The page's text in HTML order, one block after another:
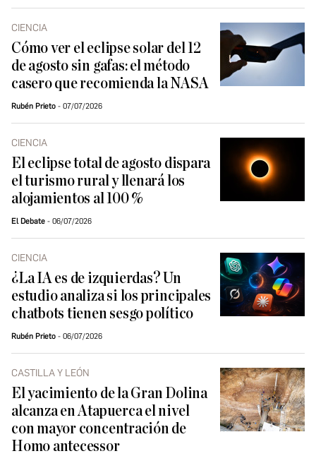
CIENCIA
Cómo ver el eclipse solar del 12
de agosto sin gafas: el método
casero que recomienda la NASA
Rubén Prieto 07/07/2026
CIENCIA
El eclipse total de agosto dispara
el turismo rural y llenará los
alojamientos al 100 %
El Debate 06/07/2026
CIENCIA
¿La IA es de izquierdas? Un
estudio analiza si los principales
chatbots tienen sesgo político
Rubén Prieto 06/07/2026
CASTILLA Y LEÓN
El yacimiento de la Gran Dolina
alcanza en Atapuerca el nivel
con mayor concentración de
Homo antecessor